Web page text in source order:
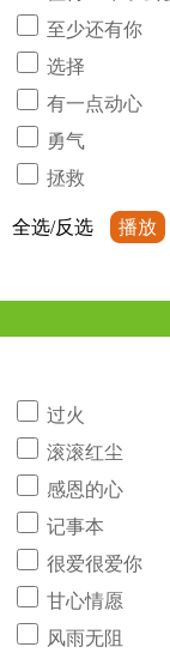
至少还有你
选择
有一点动心
勇气
拯救
全选/反选 播放
过火
滚滚红尘
感恩的心
记事本
很爱很爱你
甘心情愿
风雨无阻